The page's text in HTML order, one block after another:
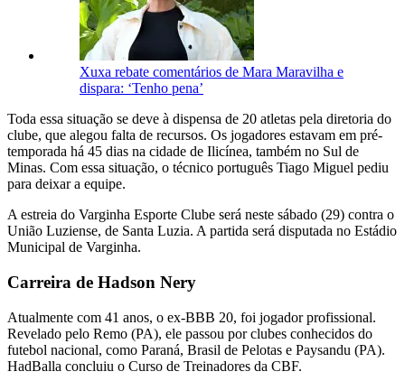
Xuxa rebate comentários de Mara Maravilha e
dispara: ‘Tenho pena’
Toda essa situação se deve à dispensa de 20 atletas pela diretoria do
clube, que alegou falta de recursos. Os jogadores estavam em pré-
temporada há 45 dias na cidade de Ilicínea, também no Sul de
Minas. Com essa situação, o técnico português Tiago Miguel pediu
para deixar a equipe.
A estreia do Varginha Esporte Clube será neste sábado (29) contra o
União Luziense, de Santa Luzia. A partida será disputada no Estádio
Municipal de Varginha.
Carreira de Hadson Nery
Atualmente com 41 anos, o ex-BBB 20, foi jogador profissional.
Revelado pelo Remo (PA), ele passou por clubes conhecidos do
futebol nacional, como Paraná, Brasil de Pelotas e Paysandu (PA).
HadBalla concluiu o Curso de Treinadores da CBF.